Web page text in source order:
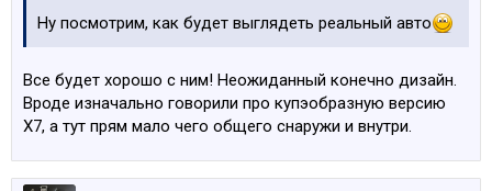
Ну посмотрим, как будет выглядеть реальный авто
Все будет хорошо с ним! Неожиданный конечно дизайн.
Вроде изначально говорили про купэобразную версию
Х7, а тут прям мало чего общего снаружи и внутри.